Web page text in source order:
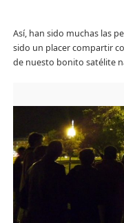
Así, han sido muchas las
sido un placer compartir
de nuesto bonito satélite